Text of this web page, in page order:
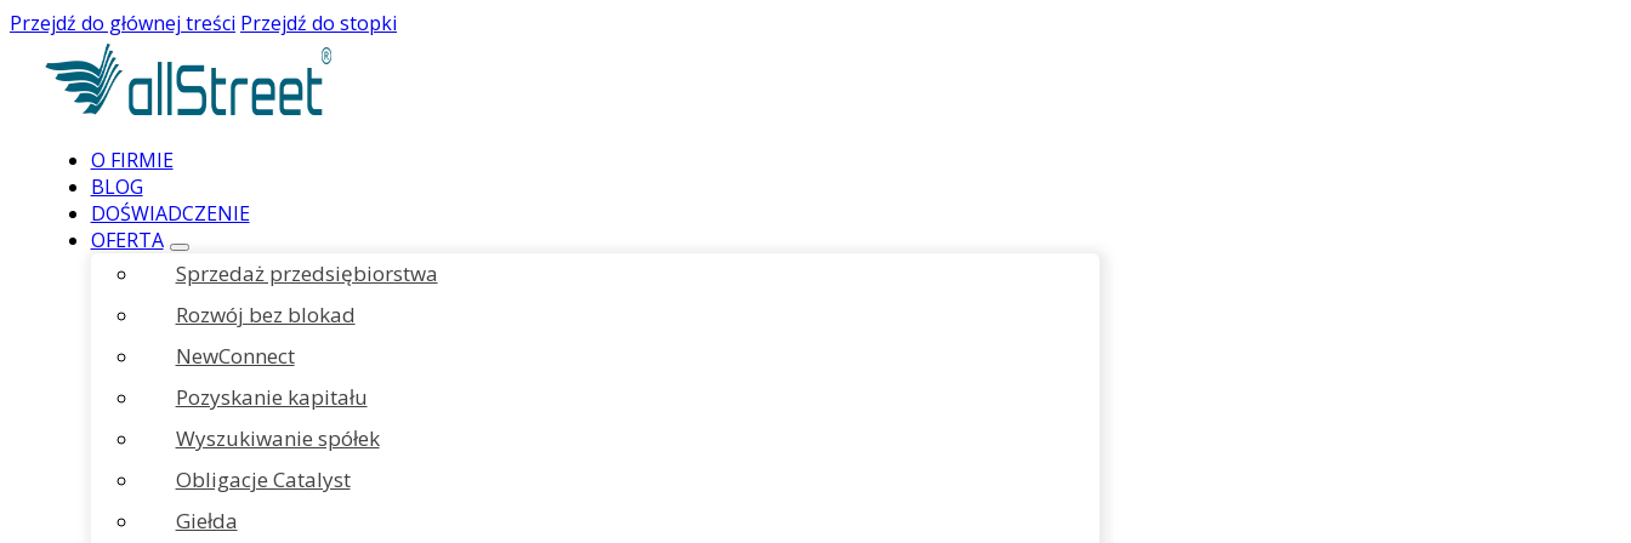
Przejdź do głównej treści Przejdź do stopki
O FIRMIE
BLOG
DOŚWIADCZENIE
OFERTA
Sprzedaż przedsiębiorstwa
Rozwój bez blokad
NewConnect
Pozyskanie kapitału
Wyszukiwanie spółek
Obligacje Catalyst
Giełda